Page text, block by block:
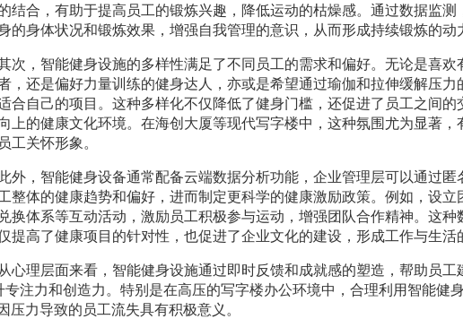
结合，有助于提高员工的锻炼兴趣，降低运动的枯燥感。通过数据监测
的身体状况和锻炼效果，增强自我管理的意识，从而形成持续锻炼的动
次，智能健身设施的多样性满足了不同员工的需求和偏好。无论是喜欢
，还是偏好力量训练的健身达人，亦或是希望通过瑜伽和拉伸缓解压力
合自己的项目。这种多样化不仅降低了健身门槛，还促进了员工之间的
上的健康文化环境。在海创大厦等现代写字楼中，这种氛围尤为显著，
员工关怀形象。
外，智能健身设备通常配备云端数据分析功能，企业管理层可以通过匿
整体的健康趋势和偏好，进而制定更科学的健康激励政策。例如，设立
兑换体系等互动活动，激励员工积极参与运动，增强团队合作精神。这种
提高了健康项目的针对性，也促进了企业文化的建设，形成工作与生活
从心理层面来看，智能健身设施通过即时反馈和成就感的塑造，帮助员工
注力和创造力。特别是在高压的写字楼办公环境中，合理利用智能健
力导致的员工流失具有积极意义。